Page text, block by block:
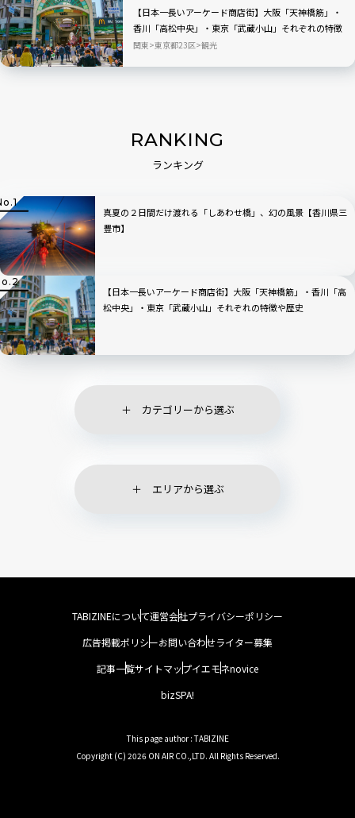
【日本一長いアーケード商店街】大阪「天神橋筋」・
香川「高松中央」・東京「武蔵小山」それぞれの特徴
や歴史
関東 東京都23区 観光
RANKING
ランキング
真夏の２日間だけ渡れる「しあわせ橋」、幻の風景【香川県三
豊市】
【日本一長いアーケード商店街】大阪「天神橋筋」・香川「高
松中央」・東京「武蔵小山」それぞれの特徴や歴史
カテゴリーから選ぶ
エリアから選ぶ
TABIZINEについて運営会社プライバシーポリシー
広告掲載ポリシーお問い合わせライター募集
記事一覧サイトマップイエモネnovice
bizSPA!
This page author : TABIZINE
Copyright (C) 2026 ON AIR CO.,LTD. All Rights Reserved.